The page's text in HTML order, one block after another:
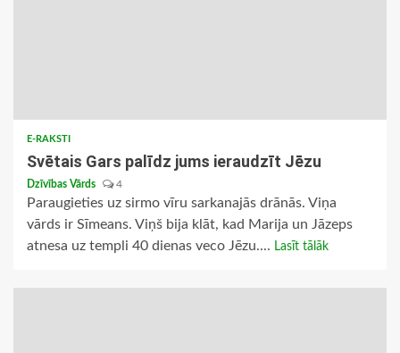
E-RAKSTI
Svētais Gars palīdz jums ieraudzīt Jēzu
Dzīvības Vārds 4
Paraugieties uz sirmo vīru sarkanajās drānās. Viņa
vārds ir Sīmeans. Viņš bija klāt, kad Marija un Jāzeps
atnesa uz templi 40 dienas veco Jēzu.... Lasīt tālāk